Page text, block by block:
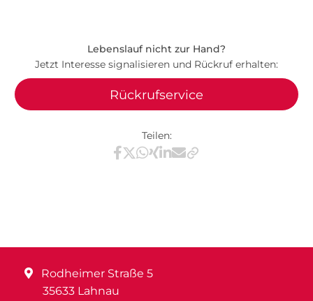
Lebenslauf nicht zur Hand?
Jetzt Interesse signalisieren und Rückruf erhalten:
Rückrufservice
Teilen:
Teilen via Facebook
Teilen via X / Twitter
Teilen via WhatsApp
Teilen via Xing
Teilen via LinkedIn
Teilen via E-Mail
Rodheimer Straße 5
35633 Lahnau